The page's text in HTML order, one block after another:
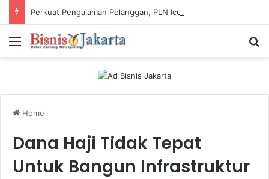
Menu
Home
Dana Haji Tidak Tepat
Untuk Bangun Infrastruktur